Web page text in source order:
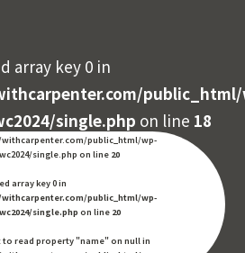
array key 0 in
single.php on line 18
withcarpenter.com/public_html/wp-
single.php on line 20
array key 0 in
public_html/wp-
single.php on line 20
to read property "name" on null in